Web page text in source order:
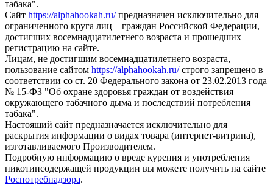
табака".
Сайт https://alphahookah.ru/предназначен исключительно для
ограниченного круга лиц – граждан Российской Федерации,
достигших восемнадцатилетнего возраста и прошедших
регистрацию на сайте.
Лицам, не достигшим восемнадцатилетнего возраста,
пользование сайтом https://alphahookah.ru/строго запрещено в
соответствии со ст. 20 Федерального закона от 23.02.2013 года
№ 15-ФЗ "Об охране здоровья граждан от воздействия
окружающего табачного дыма и последствий потребления
табака".
Настоящий сайт предназначается исключительно для
раскрытия информации о видах товара (интернет-витрина),
изготавливаемого Производителем.
Подробную информацию о вреде курения и употребления
никотинсодержащей продукции вы можете получить на сайте
Роспотребнадзора.